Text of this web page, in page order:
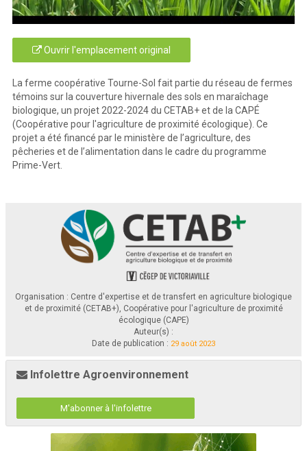
Ouvrir l'emplacement original
La ferme coopérative Tourne-Sol fait partie du réseau de fermes
témoins sur la couverture hivernale des sols en maraîchage
biologique, un projet 2022-2024 du CETAB+ et de la CAPÉ
(Coopérative pour l'agriculture de proximité écologique). Ce
projet a été financé par le ministère de l’agriculture, des
pêcheries et de l’alimentation dans le cadre du programme
Prime-Vert.
Organisation : Centre d'expertise et de transfert en agriculture biologique
et de proximité (CETAB+), Coopérative pour l'agriculture de proximité
écologique (CAPE)
Auteur(s) :
Date de publication : 29 août 2023
Infolettre Agroenvironnement
M'abonner à l'infolettre